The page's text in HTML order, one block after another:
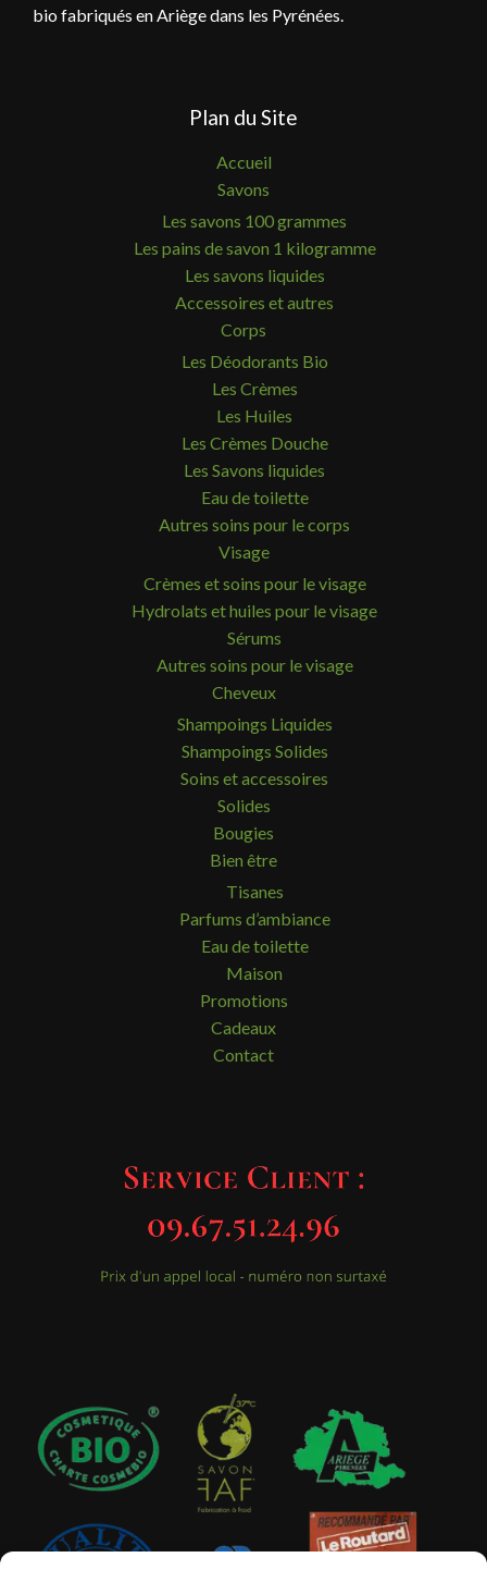
bio fabriqués en Ariège dans les Pyrénées.
Plan du Site
Accueil
Savons
Les savons 100 grammes
Les pains de savon 1 kilogramme
Les savons liquides
Accessoires et autres
Corps
Les Déodorants Bio
Les Crèmes
Les Huiles
Les Crèmes Douche
Les Savons liquides
Eau de toilette
Autres soins pour le corps
Visage
Crèmes et soins pour le visage
Hydrolats et huiles pour le visage
Sérums
Autres soins pour le visage
Cheveux
Shampoings Liquides
Shampoings Solides
Soins et accessoires
Solides
Bougies
Bien être
Tisanes
Parfums d’ambiance
Eau de toilette
Maison
Promotions
Cadeaux
Contact